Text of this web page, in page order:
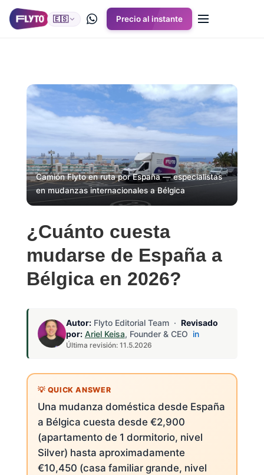
🇪🇸 Precio al instante
Camión Flyto en ruta por España — especialistas
en mudanzas internacionales a Bélgica
¿Cuánto cuesta
mudarse de España a
Bélgica en 2026?
Autor:Flyto Editorial Team · Revisado
por: Ariel Keisa, Founder & CEO in
Última revisión: 11.5.2026
Una mudanza doméstica desde España
a Bélgica cuesta desde €2,900
(apartamento de 1 dormitorio, nivel
Silver) hasta aproximadamente
€10,450 (casa familiar grande, nivel